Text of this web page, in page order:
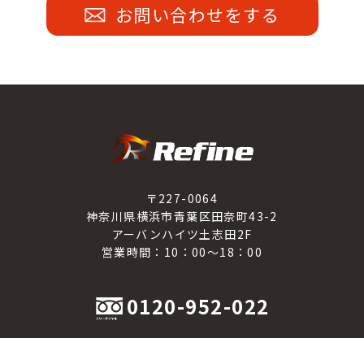
お問い合わせをする
〒227-0064
神奈川県横浜市青葉区田奈町43-2
アーバンハイツ土志田2F
営業時間：10：00～18：00
0120-952-022